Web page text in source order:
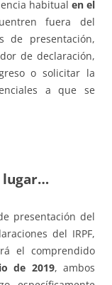
habitual en el
fuera del
de presentación,
de declaración,
o solicitar la
a que se
lugar…
presentación del
del IRPF,
el comprendido
de 2019, ambos